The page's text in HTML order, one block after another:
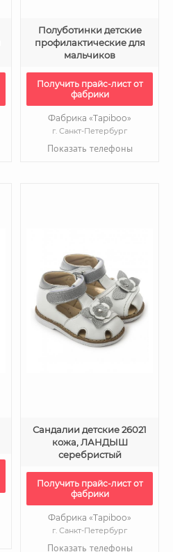
Полуботинки детские
профилактические для
мальчиков
Получить прайс-лист от
фабрики
Фабрика «Tapiboo»
г. Санкт-Петербург
Показать телефоны
Сандалии детские 26021
кожа, ЛАНДЫШ
серебристый
Получить прайс-лист от
фабрики
Фабрика «Tapiboo»
г. Санкт-Петербург
Показать телефоны